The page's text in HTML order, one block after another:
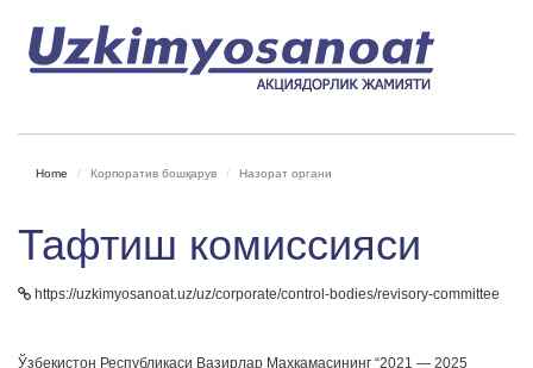
Home Корпоратив бошқарув Назорат органи
Тафтиш комиссияси
https://uzkimyosanoat.uz/uz/corporate/control-bodies/revisory-committee
Ўзбекистон Республикаси Вазирлар Маҳкамасининг “2021 — 2025